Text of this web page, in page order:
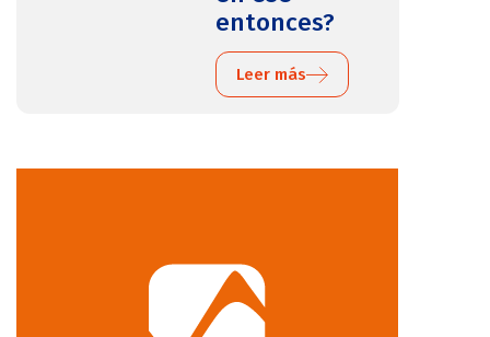
entonces?
Leer más